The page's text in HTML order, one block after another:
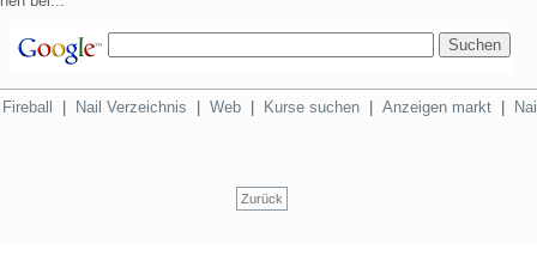
Fireball | Nail Verzeichnis | Web | Kurse suchen | Anzeigen markt |
Zurück